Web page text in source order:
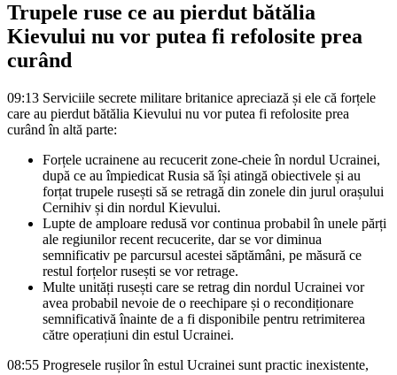
Trupele ruse ce au pierdut bătălia
Kievului nu vor putea fi refolosite prea
curând
09:13 Serviciile secrete militare britanice apreciază și ele că forțele
care au pierdut bătălia Kievului nu vor putea fi refolosite prea
curând în altă parte:
Forțele ucrainene au recucerit zone-cheie în nordul Ucrainei,
după ce au împiedicat Rusia să își atingă obiectivele și au
forțat trupele rusești să se retragă din zonele din jurul orașului
Cernihiv și din nordul Kievului.
Lupte de amploare redusă vor continua probabil în unele părți
ale regiunilor recent recucerite, dar se vor diminua
semnificativ pe parcursul acestei săptămâni, pe măsură ce
restul forțelor rusești se vor retrage.
Multe unități rusești care se retrag din nordul Ucrainei vor
avea probabil nevoie de o reechipare și o recondiționare
semnificativă înainte de a fi disponibile pentru retrimiterea
către operațiuni din estul Ucrainei.
08:55 Progresele rușilor în estul Ucrainei sunt practic inexistente,